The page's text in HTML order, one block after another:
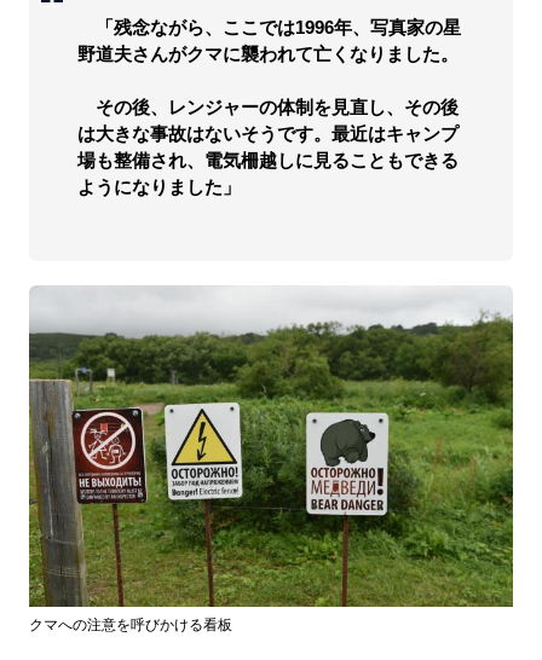
「残念ながら、ここでは1996年、写真家の星
野道夫さんがクマに襲われて亡くなりました。
その後、レンジャーの体制を見直し、その後
は大きな事故はないそうです。最近はキャンプ
場も整備され、電気柵越しに見ることもできる
ようになりました」
クマへの注意を呼びかける看板